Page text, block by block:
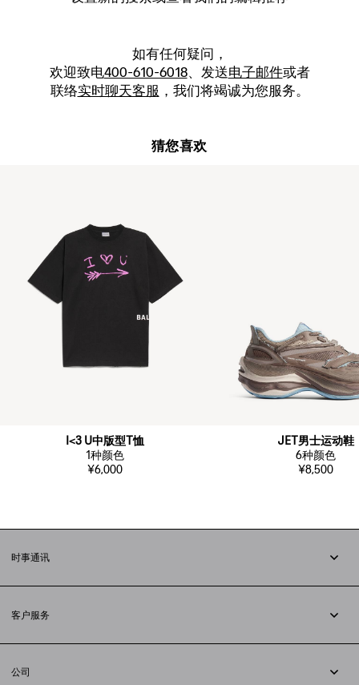
如有任何疑问，
欢迎致电400-610-6018、发送电子邮件或者
联络实时聊天客服 ，我们将竭诚为您服务。
猜您喜欢
I<3 U中版型T恤
1种颜色
¥6,000
JET男士运动鞋
6种颜色
¥8,500
时事通讯
客户服务
配送方式
公司